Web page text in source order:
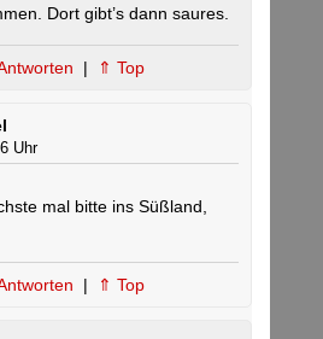
Dort gibt’s dann saures.
| ⇑ Top
Uhr
mal bitte ins Süßland,
| ⇑ Top